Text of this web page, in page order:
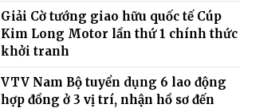
Giải Cờ tướng giao hữu quốc tế Cúp
Kim Long Motor lần thứ 1 chính thức
khởi tranh
VTV Nam Bộ tuyển dụng 6 lao động
hợp đồng ở 3 vị trí, nhận hồ sơ đến